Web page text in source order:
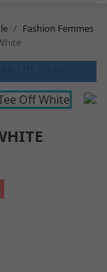
Fashion Femmes